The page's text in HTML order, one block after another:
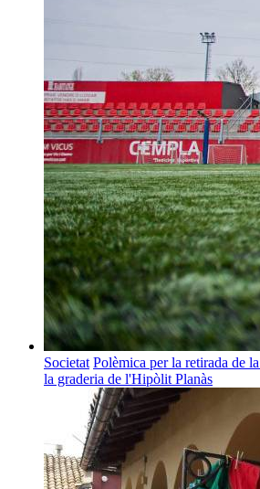
Societat Polèmica per la retirada de
la graderia de l'Hipòlit Planàs